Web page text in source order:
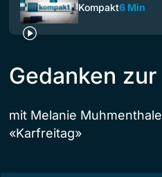
Kompakt6 Min
Gedanken
mit Melanie
«Karfreitag»